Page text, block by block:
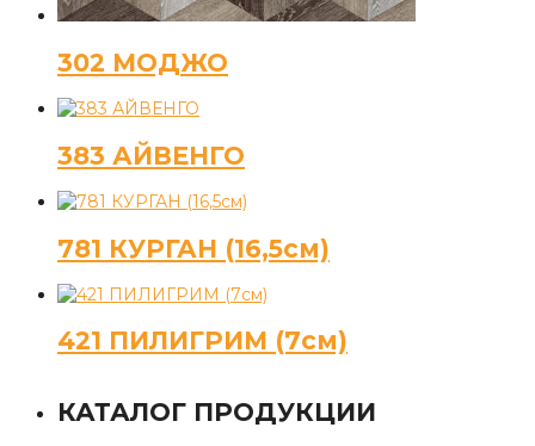
302 МОДЖО
383 АЙВЕНГО
781 КУРГАН (16,5см)
421 ПИЛИГРИМ (7см)
КАТАЛОГ ПРОДУКЦИИ